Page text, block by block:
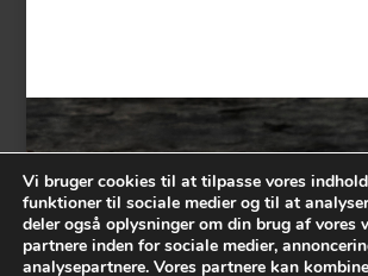
Contact
Vi bruger cookies til at tilpasse vores
funktioner til sociale medier og til at
deler også oplysninger om din brug af vores
partnere inden for sociale medier,
analysepartnere. Vores partnere kan